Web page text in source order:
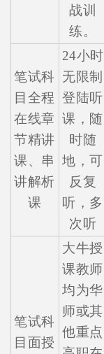
战训
练。
笔试科
目全程
在线章
节精讲
课、串
讲解析
课
24小时
无限制
登陆听
课，随
时随
地，可
反复
听，多
次听
笔试科
目面授
大牛授
课教师
均为华
师或其
他重点